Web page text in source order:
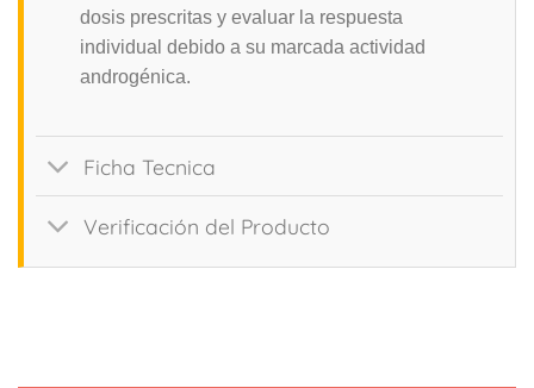
dosis prescritas y evaluar la respuesta
individual debido a su marcada actividad
androgénica.
Ficha Tecnica
Verificación del Producto